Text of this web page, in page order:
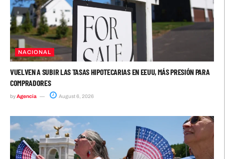
NACIONAL
VUELVEN A SUBIR LAS TASAS HIPOTECARIAS EN EEUU, MÁS PRESIÓN PARA
COMPRADORES
byAgencia August 6, 2026